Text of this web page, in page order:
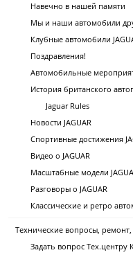
Навечно в нашей памяти
Мы и наши автомобили
Клубные автомобили
Поздравления!
Автомобильные
История британского
Jaguar Rules
Новости JAGUAR
Спортивные достижения
Видео о JAGUAR
Масштабные модели
Разговоры о JAGUAR
Классические и ретро
Технические вопросы,
Задать вопрос Тех.центру